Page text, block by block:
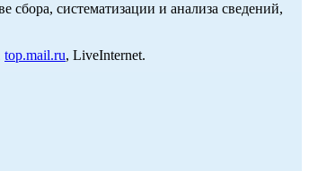
систематизации и анализа сведений,
top.mail.ru, LiveInternet.